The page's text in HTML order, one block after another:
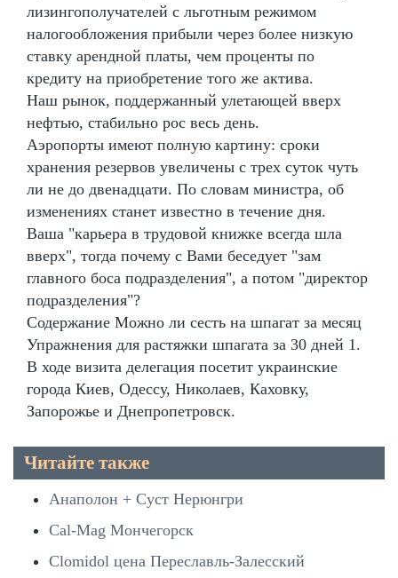
лизингополучателей с льготным режимом
налогообложения прибыли через более низкую
ставку арендной платы, чем проценты по
кредиту на приобретение того же актива.
Наш рынок, поддержанный улетающей вверх
нефтью, стабильно рос весь день.
Аэропорты имеют полную картину: сроки
хранения резервов увеличены с трех суток чуть
ли не до двенадцати. По словам министра, об
изменениях станет известно в течение дня.
Ваша "карьера в трудовой книжке всегда шла
вверх", тогда почему с Вами беседует "зам
главного боса подразделения", а потом "директор
подразделения"?
Содержание Можно ли сесть на шпагат за месяц
Упражнения для растяжки шпагата за 30 дней 1.
В ходе визита делегация посетит украинские
города Киев, Одессу, Николаев, Каховку,
Запорожье и Днепропетровск.
Читайте также
Анаполон + Суст Нерюнгри
Cal-Mag Мончегорск
Clomidol цена Переславль-Залесский